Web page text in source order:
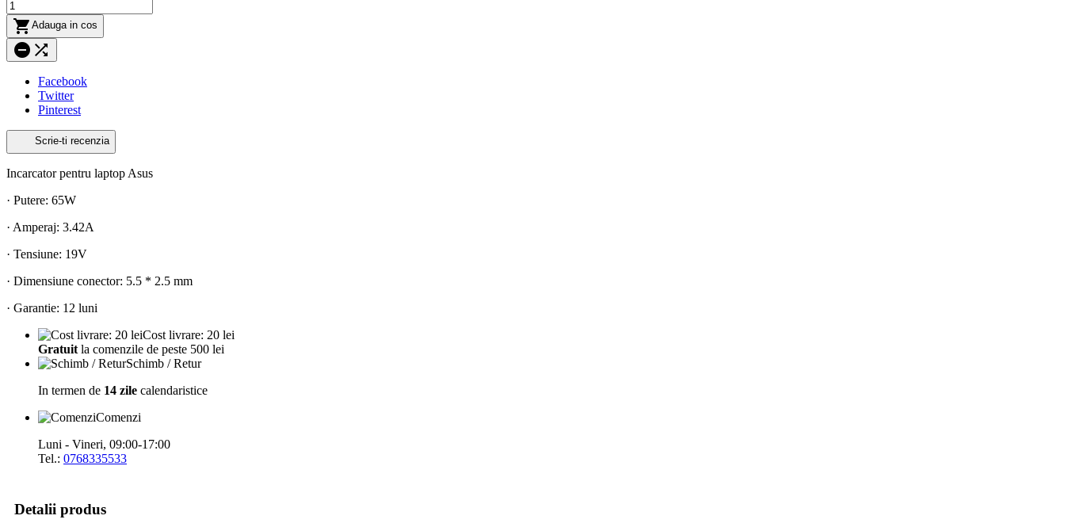
 Adauga in cos
 
Facebook
Twitter
Pinterest
Scrie-ti recenzia
Incarcator pentru laptop Asus
· Putere: 65W
· Amperaj: 3.42A
· Tensiune: 19V
· Dimensiune conector: 5.5 * 2.5 mm
· Garantie: 12 luni
Cost livrare: 20 lei
Gratuit la comenzile de peste 500 lei
Schimb / Retur
In termen de 14 zile calendaristice
Comenzi
Luni - Vineri, 09:00-17:00
Tel.: 0768335533
Detalii produs